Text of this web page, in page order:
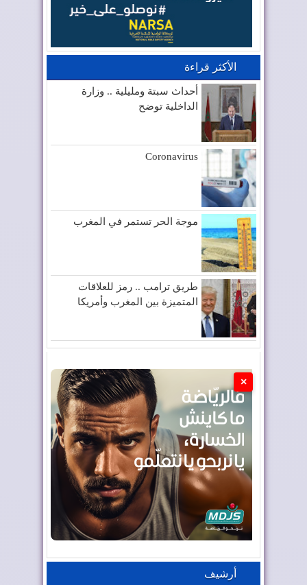
الأكثر قراءة
أحداث سبتة ومليلية .. وزارة
الداخلية توضح
Coronavirus
موجة الحر تستمر في المغرب
طريق ترامب .. رمز للعلاقات
المتميزة بين المغرب وأمريكا
×
أرشيف